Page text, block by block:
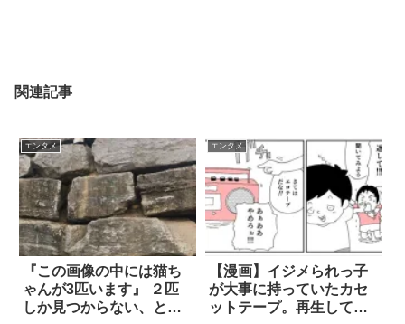
関連記事
エンタメ
『この画像の中には猫ち
ゃんが3匹います』 ２匹
しか見つからない、と思
エンタメ
【漫画】イジメられっ子
が大事に持っていたカセ
ットテープ。再生してみ